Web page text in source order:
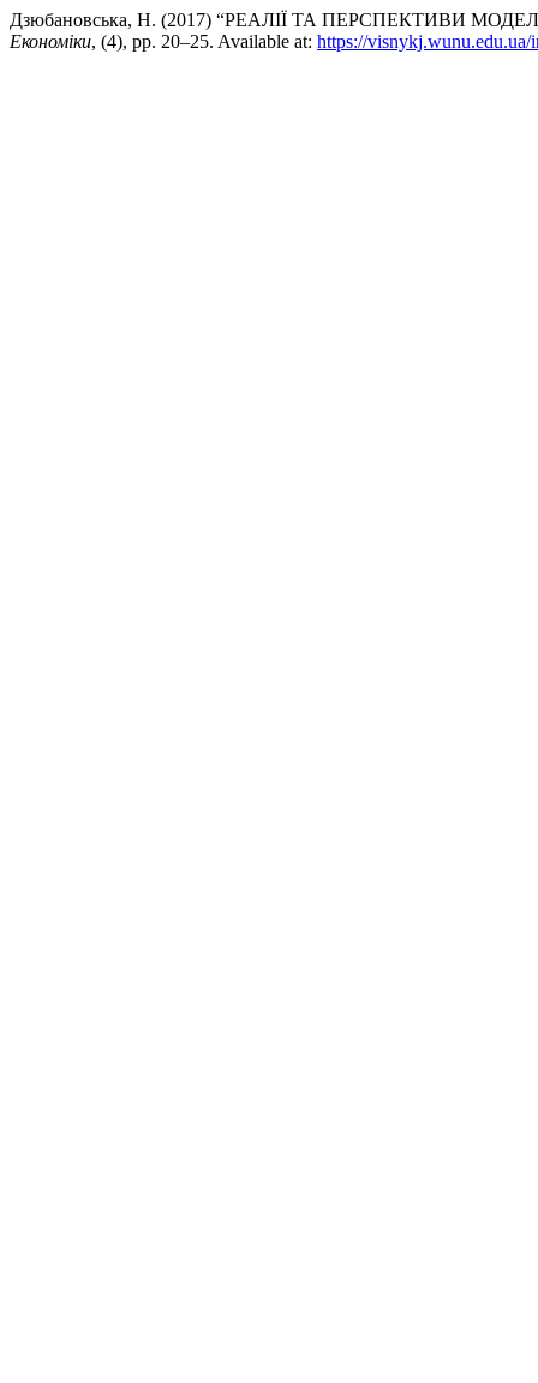
Дзюбановська, Н. (2017) “РЕАЛІЇ ТА ПЕРСПЕКТИВИ
Економіки, (4), pp. 20–25. Available at: https://